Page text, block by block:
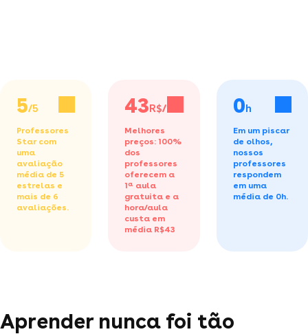
5/5
Professores
Star com
uma
avaliação
média de 5
estrelas e
mais de 6
avaliações.
43R$/h
Melhores
preços: 100%
dos
professores
oferecem a
1ª aula
gratuita e a
hora/aula
custa em
média R$43
0h
Em um piscar
de olhos,
nossos
professores
respondem
em uma
média de 0h.
Aprender nunca foi tão